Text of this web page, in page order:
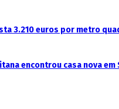
3.210 euros por metro
encontrou casa nova em